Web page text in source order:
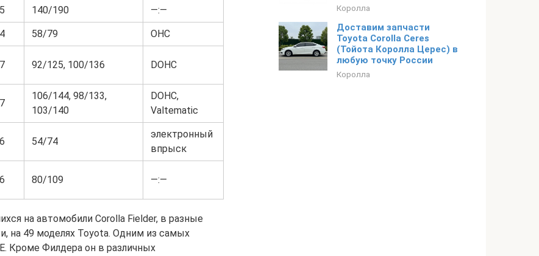
140/190 —:—
58/79 OHC
92/125, 100/136 DOHC
106/144, 98/133,
103/140
DOHC,
Valtematic
54/74
электронный
впрыск
80/109 —:—
на автомобили Corolla Fielder, в разные
на 49 моделях Toyota. Одним из самых
Кроме Филдера он в различных
Королла
Доставим запчасти
Toyota Corolla Ceres
(Тойота Королла Церес) в
любую точку России
Королла